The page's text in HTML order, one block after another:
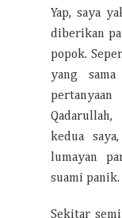
Yap, saya
diberikan
popok.
yang
kedua
lumayan
suami panik.
Sekitar